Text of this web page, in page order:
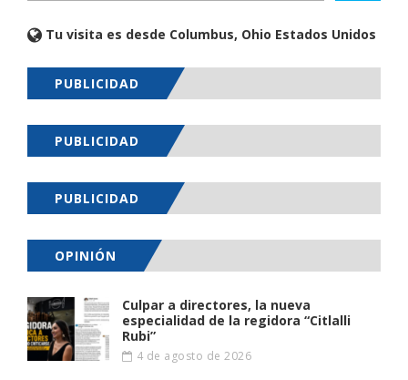
Tu visita es desde Columbus, Ohio Estados Unidos
PUBLICIDAD
PUBLICIDAD
PUBLICIDAD
OPINIÓN
Culpar a directores, la nueva
especialidad de la regidora “Citlalli
Rubi”
4 de agosto de 2026